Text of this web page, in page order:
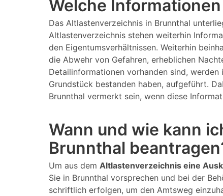
Welche
Das Altlastenverzeichnis in Brunnthal
Altlastenverzeichnis stehen weiterhin
den Eigentumsverhältnissen. Weiterhin
die Abwehr von Gefahren, erheblichen
Detailinformationen vorhanden sind,
Grundstück bestanden haben, aufgeführt.
Brunnthal vermerkt sein, wenn diese
Wann und wie kann
Brunnthal
Um aus dem Altlastenverzeichnis eine
Sie in Brunnthal vorsprechen und bei der
schriftlich erfolgen, um den Amtsweg